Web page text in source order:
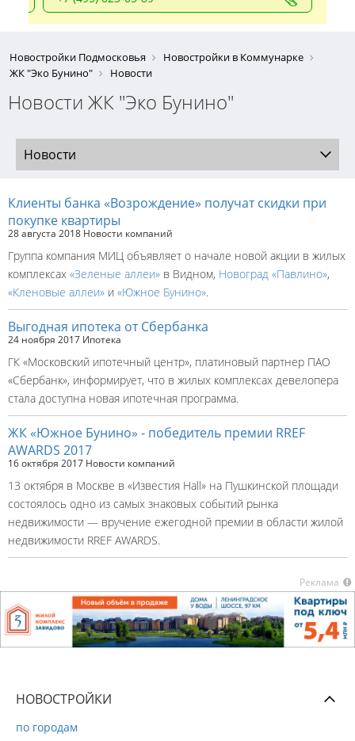
Новостройки Подмосковья
Новостройки в Коммунарке
ЖК "Эко Бунино"
Новости
Новости ЖК "Эко Бунино"
Новости
Клиенты банка «Возрождение» получат скидки при
покупке квартиры
28 августа 2018 Новости компаний
Группа компания МИЦ объявляет о начале новой акции в жилых
комплексах «Зеленые аллеи» в Видном, Новоград «Павлино»,
«Кленовые аллеи» и «Южное Бунино».
Выгодная ипотека от Сбербанка
24 ноября 2017 Ипотека
ГК «Московский ипотечный центр», платиновый партнер ПАО
«Сбербанк», информирует, что в жилых комплексах девелопера
стала доступна новая ипотечная программа.
ЖК «Южное Бунино» - победитель премии RREF
AWARDS 2017
16 октября 2017 Новости компаний
13 октября в Москве в «Известия Hall» на Пушкинской площади
состоялось одно из самых знаковых событий рынка
недвижимости — вручение ежегодной премии в области жилой
недвижимости RREF AWARDS.
Реклама
НОВОСТРОЙКИ
по городам